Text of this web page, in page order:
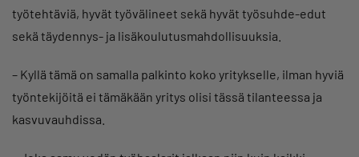
työtehtäviä, hyvät työvälineet sekä hyvät työsuhde-edut
sekä täydennys- ja lisäkoulutusmahdollisuuksia.
– Kyllä tämä on samalla palkinto koko yritykselle, ilman hyviä
työntekijöitä ei tämäkään yritys olisi tässä tilanteessa ja
kasvuvauhdissa.